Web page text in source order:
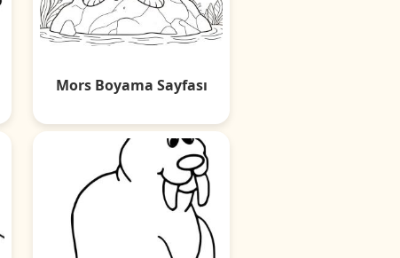
Mors Boyama Sayfası